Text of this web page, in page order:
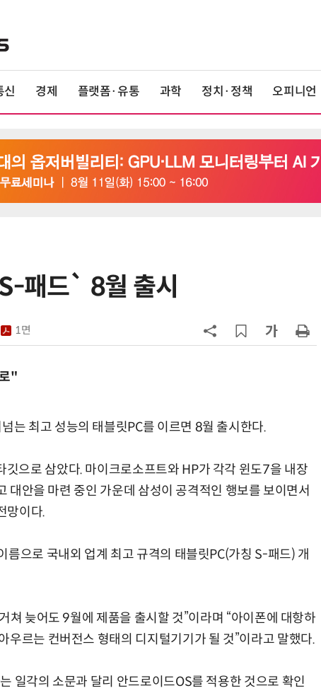
신 경제 플랫폼·유통 과학 정치·정책 오피니언
패드` 8월 출시
1면
"
는 최고 성능의 태블릿PC를 이르면 8월 출시한다.
으로 삼았다. 마이크로소프트와 HP가 각각 윈도7을 내장
대안을 마련 중인 가운데 삼성이 공격적인 행보를 보이면서
망이다.
름으로 국내외 업계 최고 규격의 태블릿PC(가칭 S-패드) 개
늦어도 9월에 제품을 출시할 것”이라며 “아이폰에 대항하
우르는 컨버전스 형태의 디지털기기가 될 것”이라고 말했다.
일각의 소문과 달리 안드로이드OS를 적용한 것으로 확인
6
'게이밍위크' 삼성전자-LG전자 유럽
“상장폐지 막아라”…중소 가전 기업,
10 [ET단상] 2026 세제개편안, 성장지